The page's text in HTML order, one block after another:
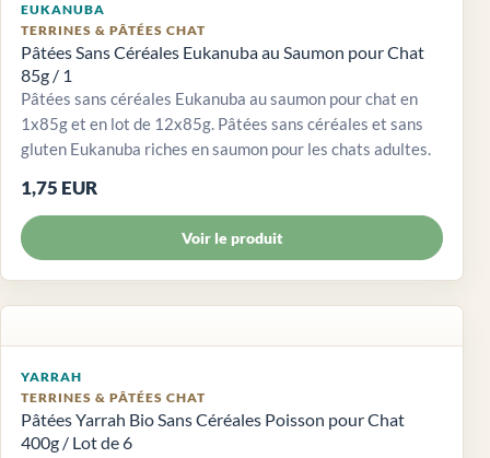
EUKANUBA
TERRINES & PÂTÉES CHAT
Pâtées Sans Céréales Eukanuba au Saumon pour Chat
85g / 1
Pâtées sans céréales Eukanuba au saumon pour chat en
1x85g et en lot de 12x85g. Pâtées sans céréales et sans
gluten Eukanuba riches en saumon pour les chats adultes.
1,75 EUR
Voir le produit
YARRAH
TERRINES & PÂTÉES CHAT
Pâtées Yarrah Bio Sans Céréales Poisson pour Chat
400g / Lot de 6